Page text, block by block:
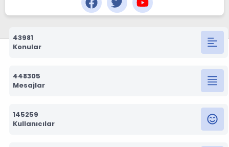
43981
Konular
448305
Mesajlar
145259
Kullanıcılar